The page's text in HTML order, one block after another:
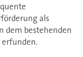
als
dem bestehenden
erfunden.